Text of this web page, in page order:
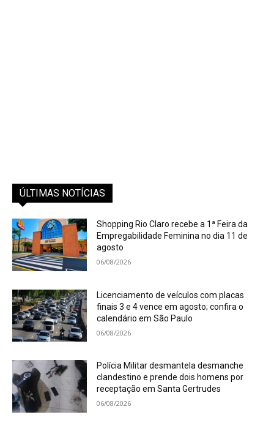
ÚLTIMAS NOTÍCIAS
Shopping Rio Claro recebe a 1ª Feira da
Empregabilidade Feminina no dia 11 de
agosto
06/08/2026
Licenciamento de veículos com placas
finais 3 e 4 vence em agosto; confira o
calendário em São Paulo
06/08/2026
Polícia Militar desmantela desmanche
clandestino e prende dois homens por
receptação em Santa Gertrudes
06/08/2026